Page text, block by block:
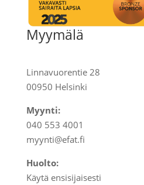
Myymälä
Linnavuorentie 28
00950 Helsinki
Myynti:
040 553 4001
myynti@efat.fi
Huolto:
Käytä ensisijaisesti